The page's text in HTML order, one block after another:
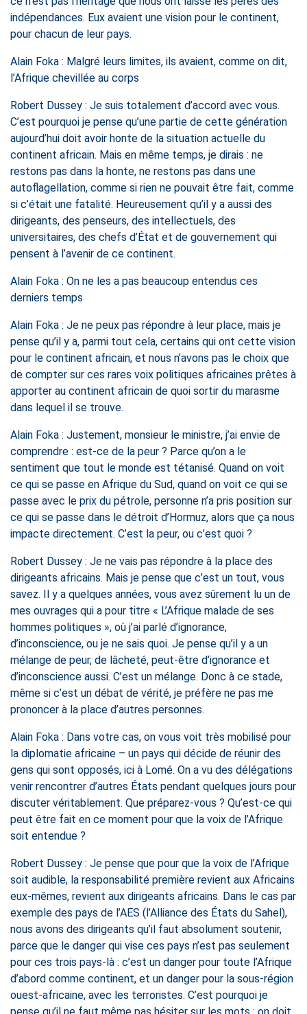
indépendances. Eux avaient une vision pour le continent,
pour chacun de leur pays.
Alain Foka : Malgré leurs limites, ils avaient, comme on dit,
l’Afrique chevillée au corps
Robert Dussey : Je suis totalement d’accord avec vous.
C’est pourquoi je pense qu’une partie de cette génération
aujourd’hui doit avoir honte de la situation actuelle du
continent africain. Mais en même temps, je dirais : ne
restons pas dans la honte, ne restons pas dans une
autoflagellation, comme si rien ne pouvait être fait, comme
si c’était une fatalité. Heureusement qu’il y a aussi des
dirigeants, des penseurs, des intellectuels, des
universitaires, des chefs d’État et de gouvernement qui
pensent à l’avenir de ce continent.
Alain Foka : On ne les a pas beaucoup entendus ces
derniers temps
Alain Foka : Je ne peux pas répondre à leur place, mais je
pense qu’il y a, parmi tout cela, certains qui ont cette vision
pour le continent africain, et nous n’avons pas le choix que
de compter sur ces rares voix politiques africaines prêtes à
apporter au continent africain de quoi sortir du marasme
dans lequel il se trouve.
Alain Foka : Justement, monsieur le ministre, j’ai envie de
comprendre : est-ce de la peur ? Parce qu’on a le
sentiment que tout le monde est tétanisé. Quand on voit
ce qui se passe en Afrique du Sud, quand on voit ce qui se
passe avec le prix du pétrole, personne n’a pris position sur
ce qui se passe dans le détroit d’Hormuz, alors que ça nous
impacte directement. C’est la peur, ou c’est quoi ?
Robert Dussey : Je ne vais pas répondre à la place des
dirigeants africains. Mais je pense que c’est un tout, vous
savez. Il y a quelques années, vous avez sûrement lu un de
mes ouvrages qui a pour titre « L’Afrique malade de ses
hommes politiques », où j’ai parlé d’ignorance,
d’inconscience, ou je ne sais quoi. Je pense qu’il y a un
mélange de peur, de lâcheté, peut-être d’ignorance et
d’inconscience aussi. C’est un mélange. Donc à ce stade,
même si c’est un débat de vérité, je préfère ne pas me
prononcer à la place d’autres personnes.
Alain Foka : Dans votre cas, on vous voit très mobilisé pour
la diplomatie africaine – un pays qui décide de réunir des
gens qui sont opposés, ici à Lomé. On a vu des délégations
venir rencontrer d’autres États pendant quelques jours pour
discuter véritablement. Que préparez-vous ? Qu’est-ce qui
peut être fait en ce moment pour que la voix de l’Afrique
soit entendue ?
Robert Dussey : Je pense que pour que la voix de l’Afrique
soit audible, la responsabilité première revient aux Africains
eux-mêmes, revient aux dirigeants africains. Dans le cas par
exemple des pays de l’AES (l’Alliance des États du Sahel),
nous avons des dirigeants qu’il faut absolument soutenir,
parce que le danger qui vise ces pays n’est pas seulement
pour ces trois pays-là : c’est un danger pour toute l’Afrique
d’abord comme continent, et un danger pour la sous-région
ouest-africaine, avec les terroristes. C’est pourquoi je